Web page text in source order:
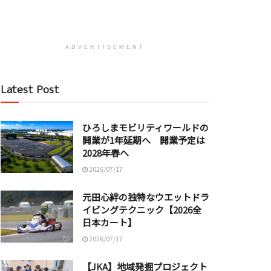
ADVERTISEMENT
Latest Post
ひろしまモビリティワールドの
開業が1年延期へ 開業予定は
2028年春へ
2026/07/17
元田心絆の独特なウエットドラ
イビングテクニック【2026全
日本カート】
2026/07/17
【JKA】地域発掘プロジェクト